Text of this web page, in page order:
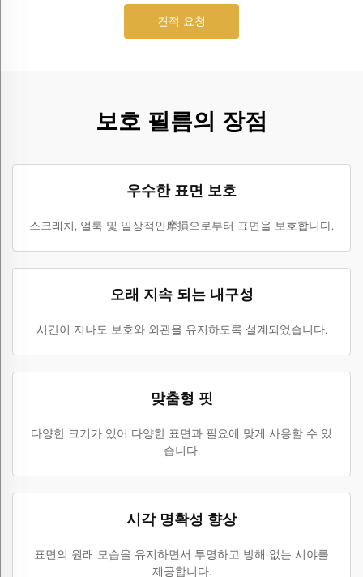
견적 요청
보호 필름의 장점
우수한 표면 보호
스크래치, 얼룩 및 일상적인摩損으로부터 표면을 보호합니다.
오래 지속 되는 내구성
시간이 지나도 보호와 외관을 유지하도록 설계되었습니다.
맞춤형 핏
다양한 크기가 있어 다양한 표면과 필요에 맞게 사용할 수 있
습니다.
시각 명확성 향상
표면의 원래 모습을 유지하면서 투명하고 방해 없는 시야를
제공합니다.